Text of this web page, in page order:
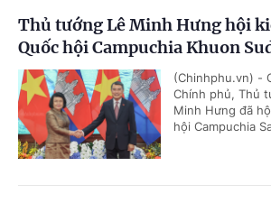
Thủ tướng Lê Minh Hưng hội
Quốc hội Campuchia Khuon
(Chinhphu.vn) -
Chính phủ, Thủ
Minh Hưng đã
hội Campuchia